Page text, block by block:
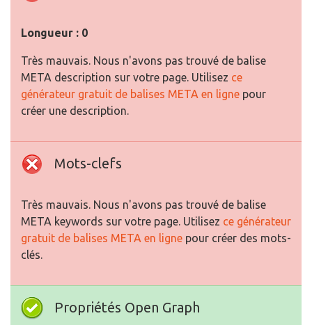
Longueur : 0
Très mauvais. Nous n'avons pas trouvé de balise
META description sur votre page. Utilisez ce
générateur gratuit de balises META en ligne pour
créer une description.
Mots-clefs
Très mauvais. Nous n'avons pas trouvé de balise
META keywords sur votre page. Utilisez ce générateur
gratuit de balises META en ligne pour créer des mots-
clés.
Propriétés Open Graph